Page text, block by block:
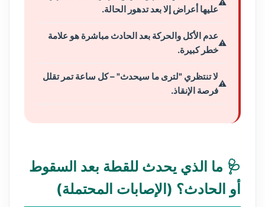
عليها أعراض إلا بعد تدهور الحالة.
عدم الأكل والحركة بعد الحادث مباشرة هو علامة
خطر كبيرة.
لا تنتظري "لترى ما سيحدث" – كل ساعة تمر تقلل
فرصة الإنقاذ.
🩺 ما الذي يحدث للقطة بعد السقوط
أو الحادث؟ (الإصابات المحتملة)